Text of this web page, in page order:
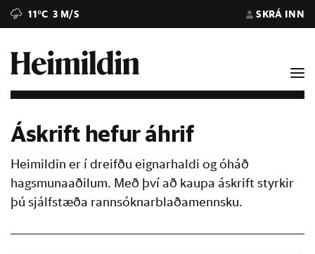
11°C 3 M/S SKRÁ INN
Áskrift hefur áhrif
Heimildin er í dreifðu eignarhaldi og óháð
hagsmunaaðilum. Með því að kaupa áskrift styrkir
þú sjálfstæða rannsóknarblaðamennsku.